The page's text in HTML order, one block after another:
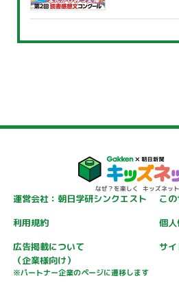
運営会社：朝日学研シンクエスト
こ
利用規約
個人
広告掲載について
（企業様向け）
※パートナー企業のページに遷移します
サ